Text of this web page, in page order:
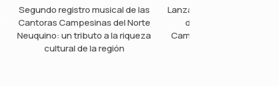
Segundo registro musical de las
Cantoras Campesinas del Norte
Neuquino: un tributo a la riqueza
cultural de la región
Lanzamiento del segundo
discográfico de
Campesinas del Norte